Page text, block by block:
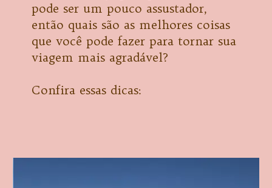
pode ser um pouco assustador,
então quais são as melhores coisas
que você pode fazer para tornar sua
viagem mais agradável?
Confira essas dicas: